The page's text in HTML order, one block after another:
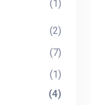
(1)
(2)
(7)
(1)
(4)